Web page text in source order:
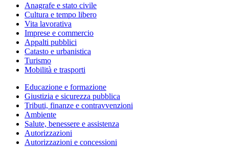
Anagrafe e stato civile
Cultura e tempo libero
Vita lavorativa
Imprese e commercio
Appalti pubblici
Catasto e urbanistica
Turismo
Mobilità e trasporti
Educazione e formazione
Giustizia e sicurezza pubblica
Tributi, finanze e contravvenzioni
Ambiente
Salute, benessere e assistenza
Autorizzazioni
Autorizzazioni e concessioni